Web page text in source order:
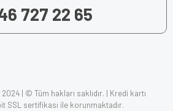
727 22 65
| © Tüm hakları saklıdır. | Kredi kartı
SSL sertifikası ile korunmaktadır.